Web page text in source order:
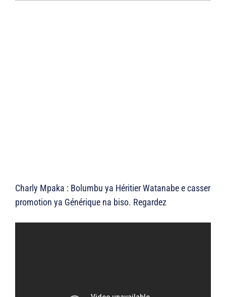
Charly Mpaka : Bolumbu ya Héritier Watanabe e casser
promotion ya Générique na biso. Regardez